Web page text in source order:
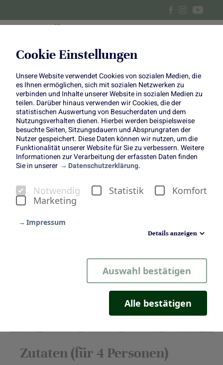
Cookie Einstellungen
Unsere Website verwendet Cookies von sozialen Medien, die
es Ihnen ermöglichen, sich mit sozialen Netzwerken zu
verbinden und Inhalte unserer Website in sozialen Medien zu
teilen. Darüber hinaus verwenden wir Cookies, die der
statistischen Auswertung von Besucherdaten und dem
Nutzungsverhalten dienen. Hierbei werden beispielsweise
besuchte Seiten, Sitzungsdauern und Absprungraten der
Nutzer gespeichert. Diese Daten können wir nutzen, um die
Funktionalität unserer Website für Sie zu verbessern. Weitere
Informationen zur Verarbeitung der erfassten Daten finden
Sie in unserer
Datenschutzerklärung.
Notwendig Statistik
Komfort
Marketing
Impressum
Details anzeigen
Auswahl bestätigen
Alle bestätigen
Minifrikadellen mit Kohlrabi-
Möhren-Gemüse
Copyright:Einfach Hausgemacht
Zutaten (für 4 Personen)